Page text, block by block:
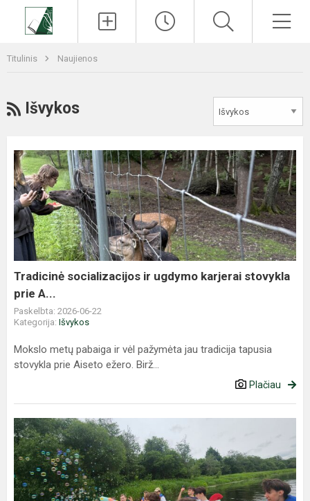
Titulinis Naujienos
RSS
Išvykos
Tradicinė
socializacijos
ir
ugdymo
karjerai
stovykla
prie
A...
Tradicinė socializacijos ir ugdymo karjerai stovykla
prie A...
Paskelbta: 2026-06-22
Kategorija: Išvykos
Mokslo metų pabaiga ir vėl pažymėta jau tradicija tapusia
stovykla prie Aiseto ežero. Birž...
Plačiau
If
klasės
gimnazistai
vasarą
pasitiko